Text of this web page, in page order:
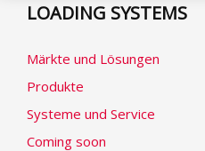
LOADING SYSTEMS
Märkte und Lösungen
Produkte
Systeme und Service
Coming soon